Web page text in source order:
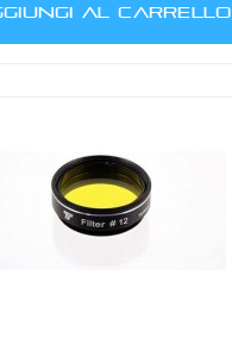
AL CARRELLO